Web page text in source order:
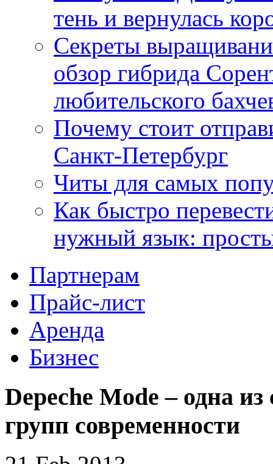
тень и вернулась
Секреты
обзор гибрида
любительского
Почему стоит
Санкт-Петербург
Читы для самых
Как быстро
нужный язык:
Партнерам
Прайс-лист
Аренда
Бизнес
Depeche Mode – одна
групп современности